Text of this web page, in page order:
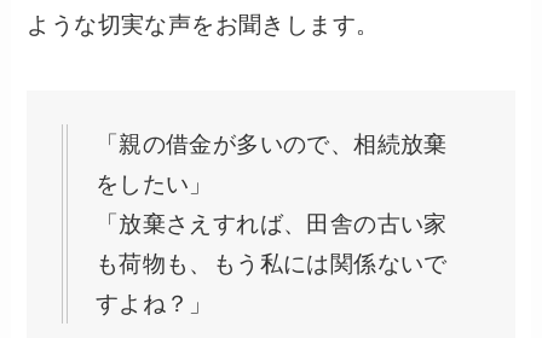
ような切実な声をお聞きします。
「親の借金が多いので、相続放棄
をしたい」
「放棄さえすれば、田舎の古い家
も荷物も、もう私には関係ないで
すよね？」